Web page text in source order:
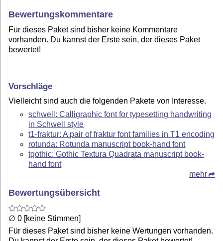
Bewertungskommentare
Für dieses Paket sind bisher keine Kommentare
vorhanden. Du kannst der Erste sein, der dieses Paket
bewertet!
Vorschläge
Vielleicht sind auch die folgenden Pakete von Interesse.
schwell: Calligraphic font for typesetting handwriting
in Schwell style
t1-fraktur: A pair of fraktur font families in T1 encoding
rotunda: Rotunda manuscript book-hand font
tgothic: Gothic Textura Quadrata manuscript book-
hand font
mehr
Bewertungsübersicht
∅ 0 [keine Stimmen]
Für dieses Paket sind bisher keine Wertungen vorhanden.